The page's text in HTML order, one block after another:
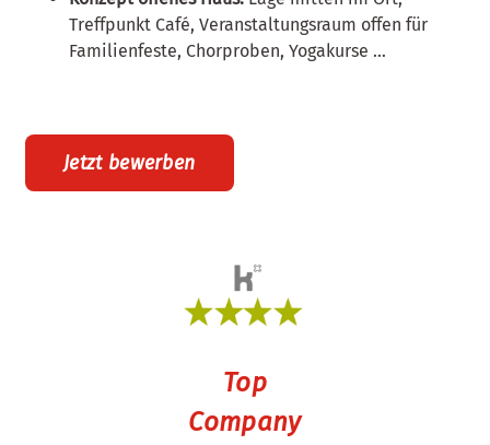
Treffpunkt Café, Veranstaltungsraum offen für
Familienfeste, Chorproben, Yogakurse …
Top
Company